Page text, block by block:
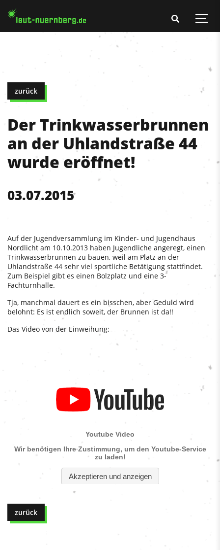
zurück
Der Trinkwasserbrunnen
an der Uhlandstraße 44
wurde eröffnet!
03.07.2015
Auf der Jugendversammlung im Kinder- und Jugendhaus
Nordlicht am 10.10.2013 haben Jugendliche angeregt, einen
Trinkwasserbrunnen zu bauen, weil am Platz an der
Uhlandstraße 44 sehr viel sportliche Betätigung stattfindet.
Zum Beispiel gibt es einen Bolzplatz und eine 3-
Fachturnhalle.
Tja, manchmal dauert es ein bisschen, aber Geduld wird
belohnt: Es ist endlich soweit, der Brunnen ist da!!
Das Video von der Einweihung:
zurück